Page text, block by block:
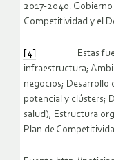
2017-2040.
Competitividad y el
[4]
Estas fueron:
infraestructura;
negocios; Desarrollo
potencial y clústers;
salud); Estructura
Plan de